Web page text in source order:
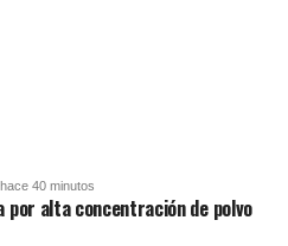
hace 40 minutos
por alta concentración de polvo